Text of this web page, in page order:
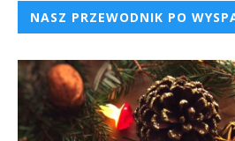
NASZ PRZEWODNIK PO